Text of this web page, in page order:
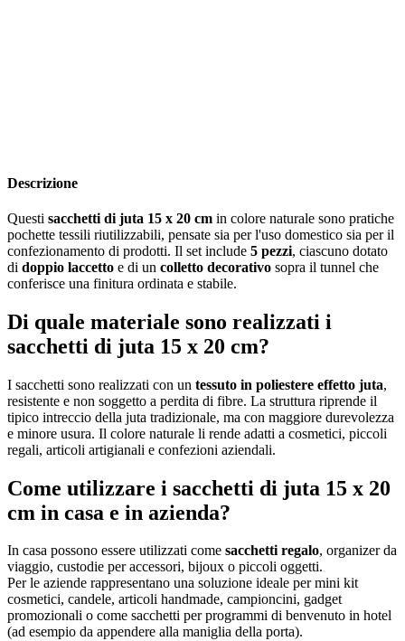
Descrizione
Questi sacchetti di juta 15 x 20 cm in colore naturale sono pratiche
pochette tessili riutilizzabili, pensate sia per l'uso domestico sia per il
confezionamento di prodotti. Il set include 5 pezzi, ciascuno dotato
di doppio laccetto e di un colletto decorativo sopra il tunnel che
conferisce una finitura ordinata e stabile.
Di quale materiale sono realizzati i
sacchetti di juta 15 x 20 cm?
I sacchetti sono realizzati con un tessuto in poliestere effetto juta,
resistente e non soggetto a perdita di fibre. La struttura riprende il
tipico intreccio della juta tradizionale, ma con maggiore durevolezza
e minore usura. Il colore naturale li rende adatti a cosmetici, piccoli
regali, articoli artigianali e confezioni aziendali.
Come utilizzare i sacchetti di juta 15 x 20
cm in casa e in azienda?
In casa possono essere utilizzati come sacchetti regalo, organizer da
viaggio, custodie per accessori, bijoux o piccoli oggetti.
Per le aziende rappresentano una soluzione ideale per mini kit
cosmetici, candele, articoli handmade, campioncini, gadget
promozionali o come sacchetti per programmi di benvenuto in hotel
(ad esempio da appendere alla maniglia della porta).